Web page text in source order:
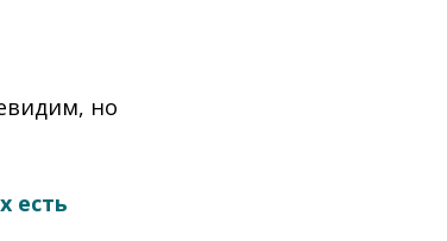
но
есть